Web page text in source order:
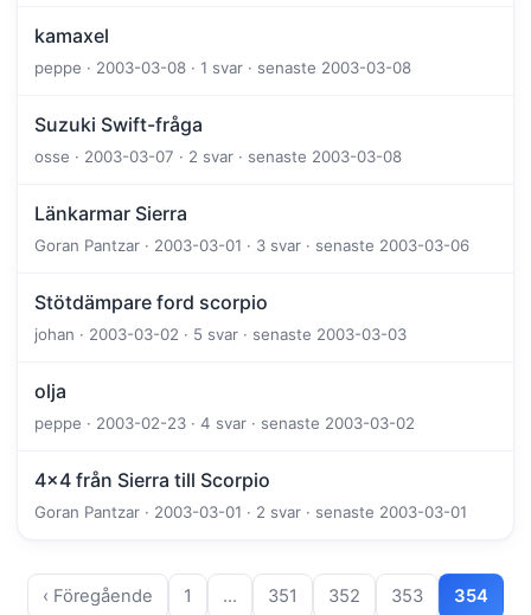
kamaxel
peppe · 2003-03-08 · 1 svar · senaste 2003-03-08
Suzuki Swift-fråga
osse · 2003-03-07 · 2 svar · senaste 2003-03-08
Länkarmar Sierra
Goran Pantzar · 2003-03-01 · 3 svar · senaste 2003-03-06
Stötdämpare ford scorpio
johan · 2003-03-02 · 5 svar · senaste 2003-03-03
olja
peppe · 2003-02-23 · 4 svar · senaste 2003-03-02
4x4 från Sierra till Scorpio
Goran Pantzar · 2003-03-01 · 2 svar · senaste 2003-03-01
‹ Föregående 1 … 351 352 353 354